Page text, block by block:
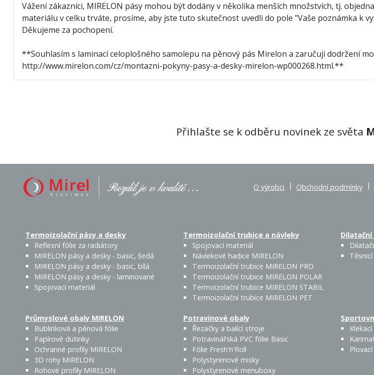
Vážení zákazníci, MIRELON pásy mohou být dodány v několika menších množstvích, tj.
materiálu v celku trváte, prosíme, aby jste tuto skutečnost uvedli do pole "Vaše poznámka k
Děkujeme za pochopení.
**Souhlasím s laminací celoplošného samolepu na pěnový pás Mirelon a zaručuji dodržení
http://www.mirelon.com/cz/montazni-pokyny-pasy-a-desky-mirelon-wp000268.html.**
Přihlašte se k odběru novinek ze světa
O výrobci | Obchodní podmínky |
Termoizolační pásy a desky
Reflexní fólie za radiátory
MIRELON pásy a desky - basic, šedá
MIRELON pásy a desky - basic, bílá
MIRELON pásy a desky - laminované
Spojovací materiál
Termoizolační trubice a návleky
Spojovací materiál
Návlekové hadice MIRELON
Termoizolační trubice MIRELON PRO
Termoizolační trubice MIRELON POLAR
Termoizolační trubice MIRELON STABIL
Termoizolační trubice MIRELON PET
Průmyslové obaly MIRELON
Bublinková a pěnová fólie
Papírové dutinky
Ochranné profily MIRELON
3D rohy MIRELON
Rohové profily MIRELON
Potravinové obaly
Řezačky a balící stroje
Potravinářská PVC fólie Basic
Fólie Fresh'n'Roll
Polystyrenové misky
Polystyrenové menuboxy